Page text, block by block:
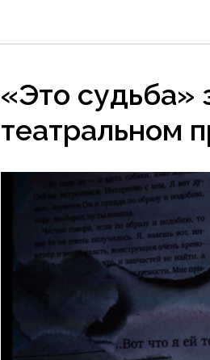
«Это судьба»
театральном